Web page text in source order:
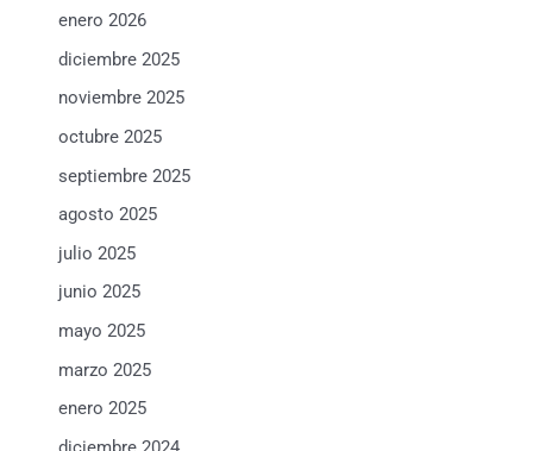
enero 2026
diciembre 2025
noviembre 2025
octubre 2025
septiembre 2025
agosto 2025
julio 2025
junio 2025
mayo 2025
marzo 2025
enero 2025